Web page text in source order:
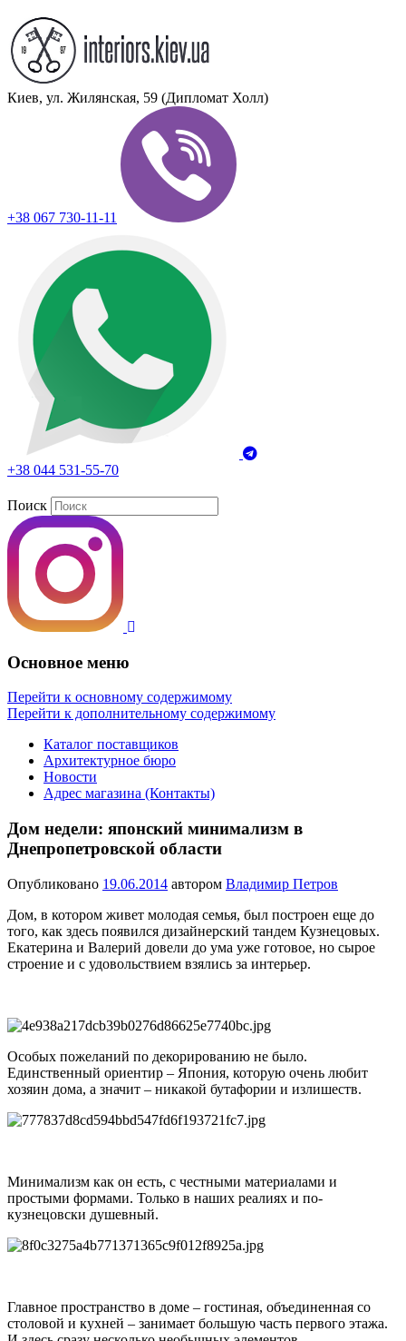
Киев, ул. Жилянская, 59 (Дипломат Холл)
+38 067 730-11-11
+38 044 531-55-70
Поиск
Основное меню
Перейти к основному содержимому
Перейти к дополнительному содержимому
Каталог поставщиков
Архитектурное бюро
Новости
Адрес магазина (Контакты)
Дом недели: японский минимализм в
Днепропетровской области
Опубликовано 19.06.2014 автором Владимир Петров
Дом, в котором живет молодая семья, был построен еще до
того, как здесь появился дизайнерский тандем Кузнецовых.
Екатерина и Валерий довели до ума уже готовое, но сырое
строение и с удовольствием взялись за интерьер.
Особых пожеланий по декорированию не было.
Единственный ориентир – Япония, которую очень любит
хозяин дома, а значит – никакой бутафории и излишеств.
Минимализм как он есть, с честными материалами и
простыми формами. Только в наших реалиях и по-
кузнецовски душевный.
Главное пространство в доме – гостиная, объединенная со
столовой и кухней – занимает большую часть первого этажа.